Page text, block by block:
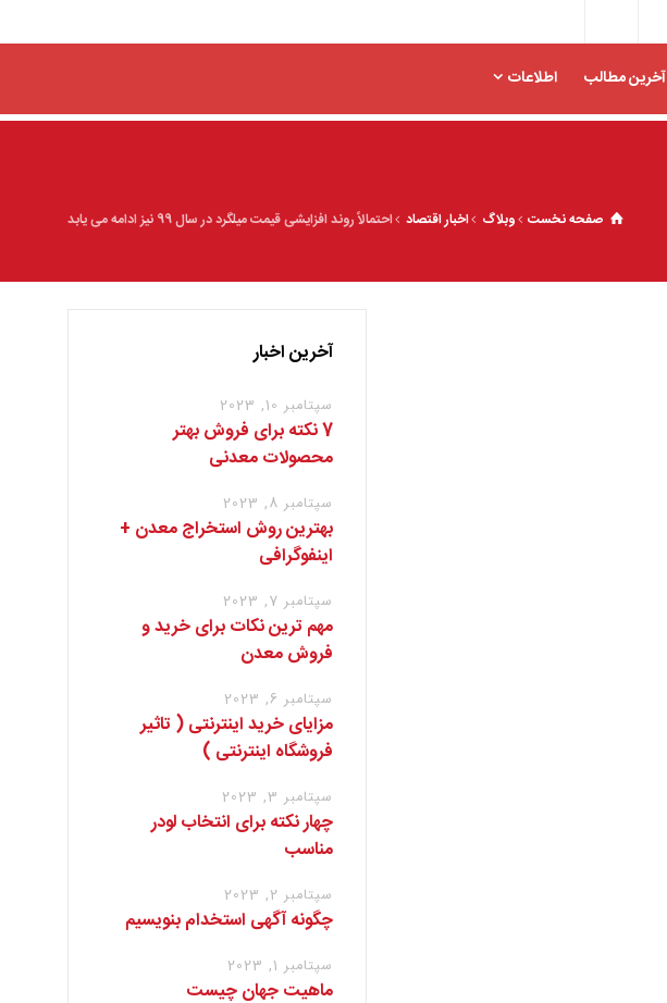
آخرین مطالب اطلاعات
صفحه نخست وبلاگ اخبار اقتصاد احتمالاً روند افزایشی قیمت میلگرد در سال 99 نیز ادامه می یابد
آخرین اخبار
سپتامبر 10, 2023
7 نکته برای فروش بهتر
محصولات معدنی
سپتامبر 8, 2023
بهترین روش استخراج معدن +
اینفوگرافی
سپتامبر 7, 2023
مهم ترین نکات برای خرید و
فروش معدن
سپتامبر 6, 2023
مزایای خرید اینترنتی ( تاثیر
فروشگاه اینترنتی )
سپتامبر 3, 2023
چهار نکته برای انتخاب لودر
مناسب
سپتامبر 2, 2023
چگونه آگهی استخدام بنویسیم
سپتامبر 1, 2023
ماهیت جهان چیست